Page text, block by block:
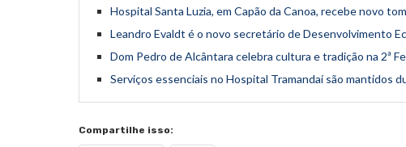
Hospital Santa Luzia, em Capão da Canoa, recebe novo
Leandro Evaldt é o novo secretário de Desenvolvimento
Dom Pedro de Alcântara celebra cultura e tradição na 2ª
Serviços essenciais no Hospital Tramandaí são mantidos
Compartilhe isso: